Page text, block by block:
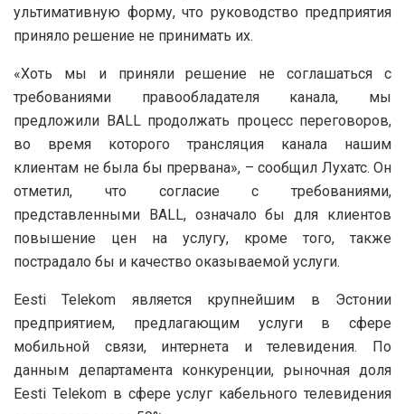
ультимативную форму, что руководство предприятия
приняло решение не принимать их.
«Хоть мы и приняли решение не соглашаться с
требованиями правообладателя канала, мы
предложили BALL продолжать процесс переговоров,
во время которого трансляция канала нашим
клиентам не была бы прервана», – сообщил Лухатс. Он
отметил, что согласие с требованиями,
представленными BALL, означало бы для клиентов
повышение цен на услугу, кроме того, также
пострадало бы и качество оказываемой услуги.
Eesti Telekom является крупнейшим в Эстонии
предприятием, предлагающим услуги в сфере
мобильной связи, интернета и телевидения. По
данным департамента конкуренции, рыночная доля
Eesti Telekom в сфере услуг кабельного телевидения